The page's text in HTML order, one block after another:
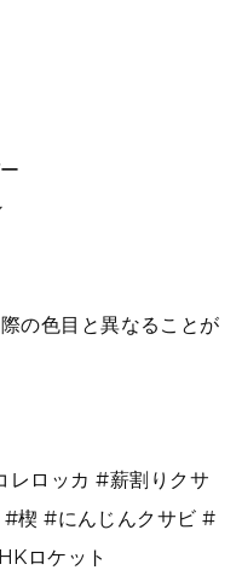
の色目と異なることが
ロッカ #薪割りクサ
楔 #にんじんクサビ #
ロケット